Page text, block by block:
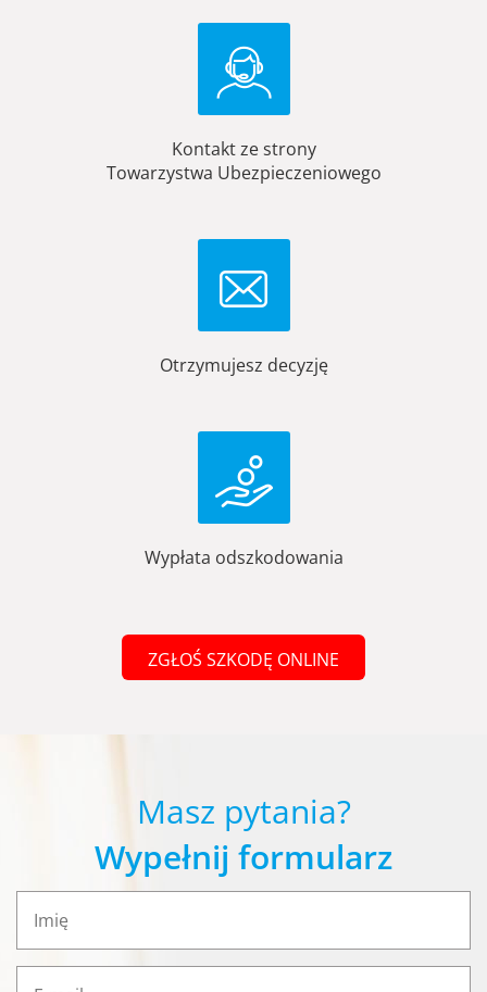
Kontakt ze strony
Towarzystwa Ubezpieczeniowego
Otrzymujesz decyzję
Wypłata odszkodowania
ZGŁOŚ SZKODĘ ONLINE
Masz pytania?
Wypełnij formularz